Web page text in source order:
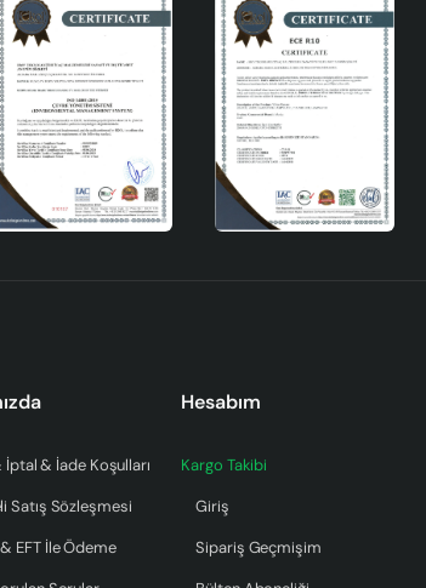
& İade Koşulları
Satış Sözleşmesi
EFT İle Ödeme
Hesabım
Kargo Takibi
Giriş
Sipariş Geçmişim